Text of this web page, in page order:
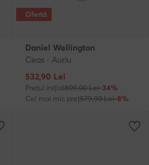
Ofertă
Daniel Wellington
Ceas · Auriu
Prețul actual
532,90 Lei
Prețul inițial809,00 Lei-34%
Cel mai mic preț579,90 Lei-8%